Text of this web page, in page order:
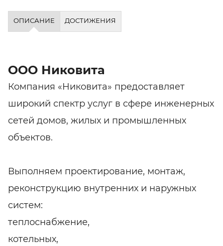
ОПИСАНИЕ ДОСТИЖЕНИЯ
ООО Никовита
Компания «Никовита» предоставляет
широкий спектр услуг в сфере инженерных
сетей домов, жилых и промышленных
объектов.
Выполняем проектирование, монтаж,
реконструкцию внутренних и наружных
систем:
теплоснабжение,
котельных,